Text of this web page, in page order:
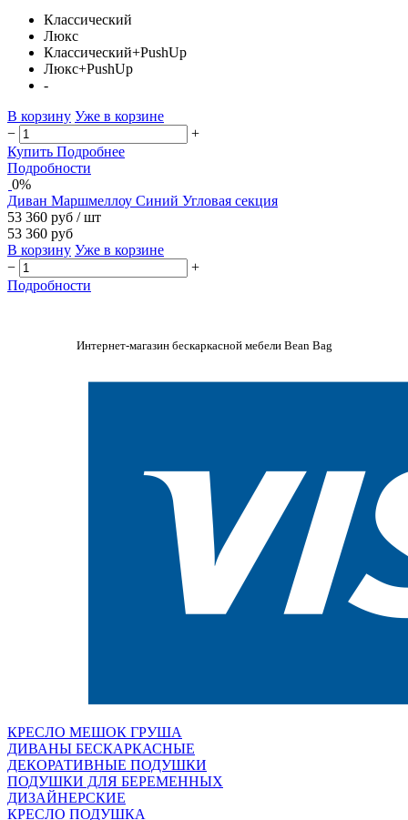
Классический
Люкс
Классический+PushUp
Люкс+PushUp
-
В корзину Уже в корзине
−
+
Купить Подробнее
Подробности
0%
Диван Маршмеллоу Синий Угловая секция
53 360 руб / шт
53 360 руб
В корзину Уже в корзине
−
+
Подробности
Интернет-магазин бескаркасной мебели Bean Bag
КРЕСЛО МЕШОК ГРУША
ДИВАНЫ БЕСКАРКАСНЫЕ
ДЕКОРАТИВНЫЕ ПОДУШКИ
ПОДУШКИ ДЛЯ БЕРЕМЕННЫХ
ДИЗАЙНЕРСКИЕ
КРЕСЛО ПОДУШКА